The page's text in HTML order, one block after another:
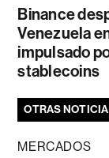
Binance
Venezuela
impulsado
stablecoins
OTRAS
MERCADOS